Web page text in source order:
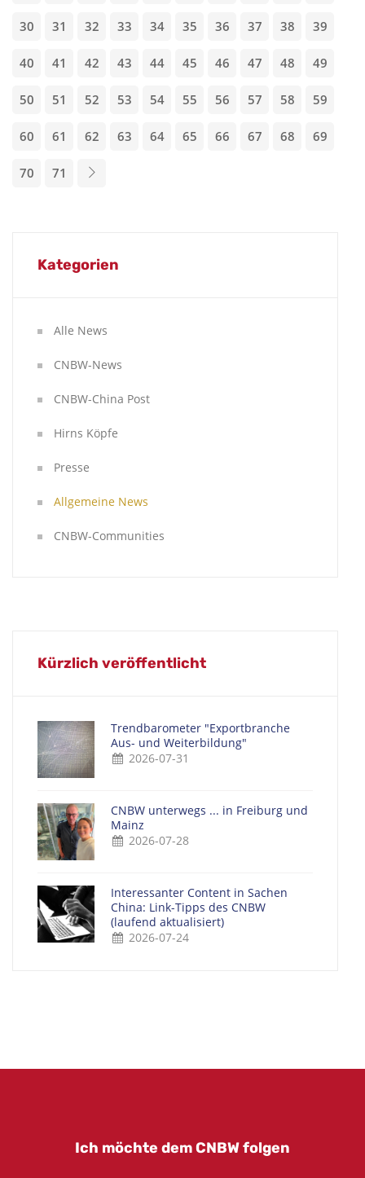
30 31 32 33 34 35 36 37 38 39
40 41 42 43 44 45 46 47 48 49
50 51 52 53 54 55 56 57 58 59
60 61 62 63 64 65 66 67 68 69
70 71
Kategorien
Alle News
CNBW-News
CNBW-China Post
Hirns Köpfe
Presse
Allgemeine News
CNBW-Communities
Kürzlich veröffentlicht
Trendbarometer "Exportbranche
Aus- und Weiterbildung"
2026-07-31
CNBW unterwegs ... in Freiburg und
Mainz
2026-07-28
Interessanter Content in Sachen
China: Link-Tipps des CNBW
(laufend aktualisiert)
2026-07-24
Ich möchte dem CNBW folgen